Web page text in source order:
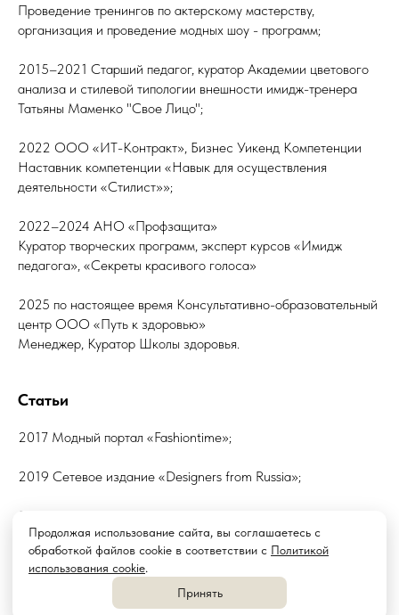
Продолжая использование сайта, вы соглашаетесь с
обработкой файлов cookie в соответствии с Политикой
использования cookie.
Принять
Проведение тренингов по актерскому мастерству,
организация и проведение модных шоу - программ;
2015–2021 Старший педагог, куратор Академии цветового
анализа и стилевой типологии внешности имидж-тренера
Татьяны Маменко "Свое Лицо";
2022 ООО «ИТ-Контракт», Бизнес Уикенд Компетенции
Наставник компетенции «Навык для осуществления
деятельности «Стилист»»;
2022–2024 АНО «Профзащита»
Куратор творческих программ, эксперт курсов «Имидж
педагога», «Секреты красивого голоса»
2025 по настоящее время Консультативно-образовательный
центр OOO «Путь к здоровью»
Менеджер, Куратор Школы здоровья.
Статьи
2017 Модный портал «Fashiontime»;
2019 Сетевое издание «Designers from Russia»;
2022 - федеральный проект «Содействие занятости»;
2025-03-24 16:12